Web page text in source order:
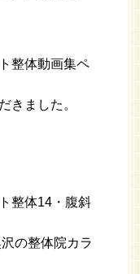
整体動画集ペ
きました。
整体14・腹斜
の整体院カラ